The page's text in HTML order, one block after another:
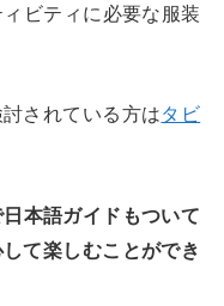
ィビティに必要な服装
されている方はタビ
本語ガイドもついて
て楽しむことができ